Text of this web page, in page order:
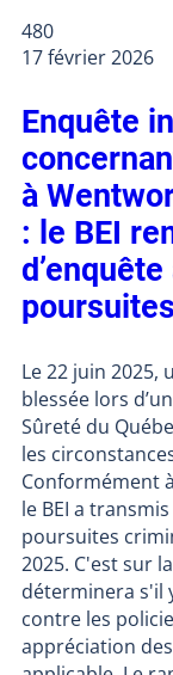
480
17 février 2026
Enquête
à
: le BEI
Le 22 juin 2025,
blessée lors
Sûreté du
les
Conformément
le BEI a
poursuites
2025. C'est sur
déterminera s'il
contre les
appréciation